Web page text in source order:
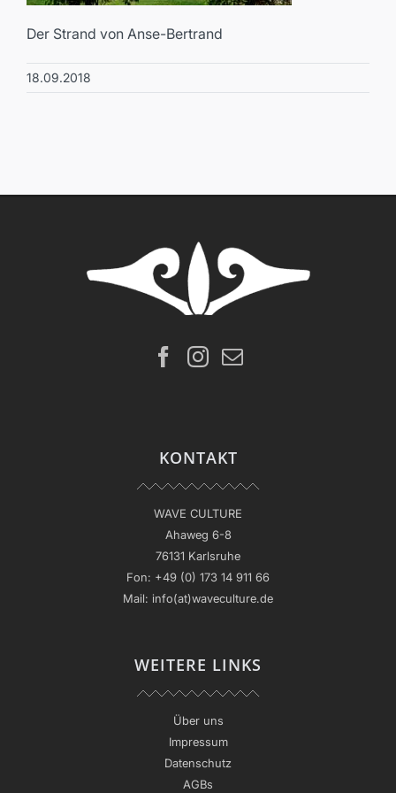
Der Strand von Anse-Bertrand
18.09.2018
KONTAKT
WAVE CULTURE
Ahaweg 6-8
76131 Karlsruhe
Fon: +49 (0) 173 14 911 66
Mail: info(at)waveculture.de
WEITERE LINKS
Über uns
Impressum
Datenschutz
AGBs